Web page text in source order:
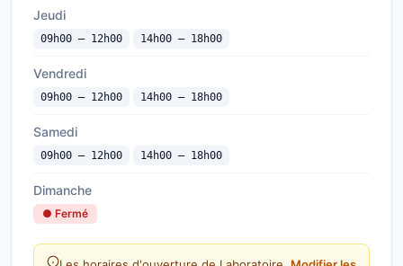
Jeudi
09h00 — 12h00 14h00 — 18h00
Vendredi
09h00 — 12h00 14h00 — 18h00
Samedi
09h00 — 12h00 14h00 — 18h00
Dimanche
● Fermé